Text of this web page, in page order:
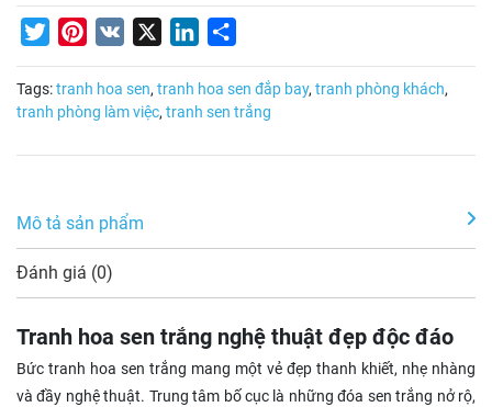
TwitterPinterest
VK LinkedIn
Tags:tranh hoa sen, tranh hoa sen đắp bay, tranh phòng khách,
tranh phòng làm việc, tranh sen trắng
Mô tả sản phẩm
Đánh giá (0)
Tranh hoa sen trắng nghệ thuật đẹp độc đáo
Bức tranh hoa sen trắng mang một vẻ đẹp thanh khiết, nhẹ nhàng
và đầy nghệ thuật. Trung tâm bố cục là những đóa sen trắng nở rộ,